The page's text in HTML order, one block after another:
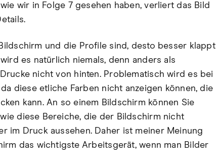
wir in Folge 7 gesehen haben, verliert das Bild
und die Profile sind, desto besser klappt
es natürlich niemals, denn anders als
nicht von hinten. Problematisch wird es bei
diese etliche Farben nicht anzeigen können, die
kann. An so einem Bildschirm können Sie
diese Bereiche, die der Bildschirm nicht
im Druck aussehen. Daher ist meiner Meinung
das wichtigste Arbeitsgerät, wenn man Bilder